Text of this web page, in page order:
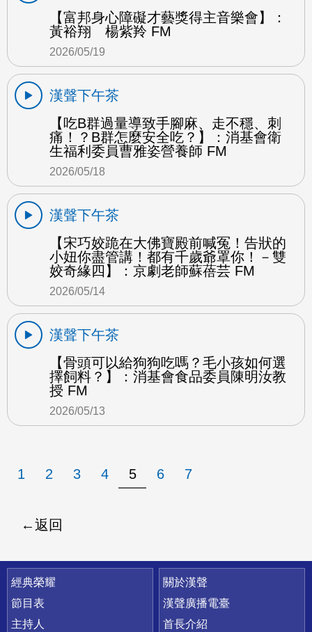
【富邦身心障礙才藝獎得主音樂會】：
黃裕翔 楊紫羚 FM
2026/05/19
漢聲下午茶
【吃B群過量導致手腳麻、走不穩、刺
痛！？B群怎麼安全吃？】：消基會衛
生福利委員曹雅姿營養師 FM
2026/05/18
漢聲下午茶
【宋巧姣跪在大佛寶殿前喊冤！告狀的
小妞你盡管講！都有千歲爺罩你！－雙
姣奇緣四】：京劇老師蘇蓓芸 FM
2026/05/14
漢聲下午茶
【骨頭可以給狗狗吃嗎？毛小孩如何選
擇飼料？】：消基會食品委員陳明汝教
授 FM
2026/05/13
1 2 3 4 5 6 7
返回
快速連結
經典榮耀
節目表
主持人
關於漢聲
漢聲廣播電臺
首長介紹